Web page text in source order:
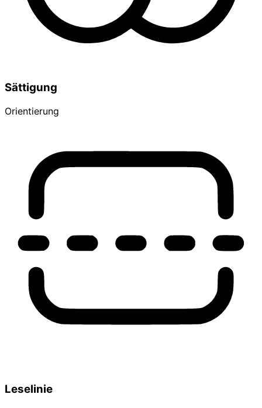
Sättigung
Orientierung
Leselinie